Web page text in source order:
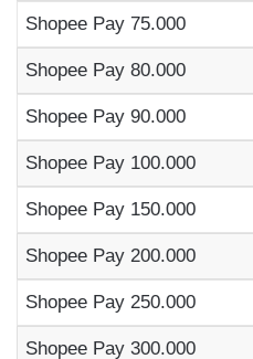
Shopee Pay 75.000
Shopee Pay 80.000
Shopee Pay 90.000
Shopee Pay 100.000
Shopee Pay 150.000
Shopee Pay 200.000
Shopee Pay 250.000
Shopee Pay 300.000